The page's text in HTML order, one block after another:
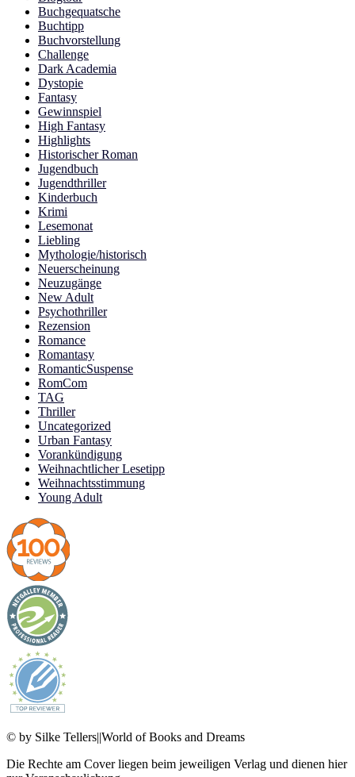
Buchgequatsche
Buchtipp
Buchvorstellung
Challenge
Dark Academia
Dystopie
Fantasy
Gewinnspiel
High Fantasy
Highlights
Historischer Roman
Jugendbuch
Jugendthriller
Kinderbuch
Krimi
Lesemonat
Liebling
Mythologie/historisch
Neuerscheinung
Neuzugänge
New Adult
Psychothriller
Rezension
Romance
Romantasy
RomanticSuspense
RomCom
TAG
Thriller
Uncategorized
Urban Fantasy
Vorankündigung
Weihnachtlicher Lesetipp
Weihnachtsstimmung
Young Adult
© by Silke Tellers||World of Books and Dreams
Die Rechte am Cover liegen beim jeweiligen Verlag und dienen hier